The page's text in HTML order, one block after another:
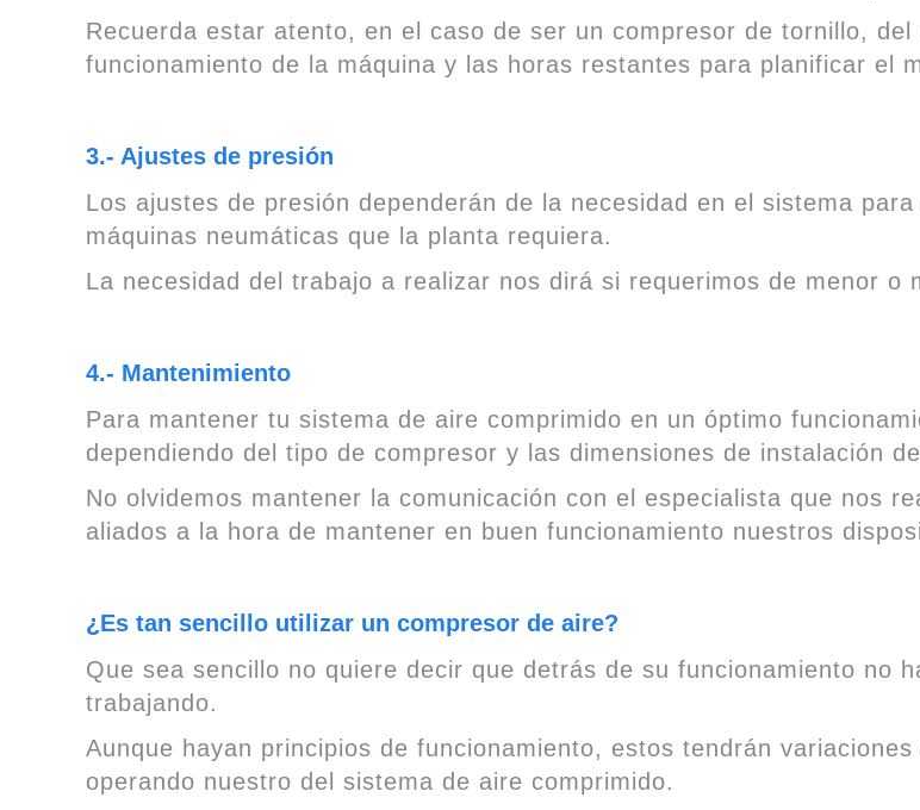
Recuerda estar atento, en el caso de ser un compresor de tornillo,
funcionamiento de la máquina y las horas restantes para planificar el
3.- Ajustes de presión
Los ajustes de presión dependerán de la necesidad en el sistema
máquinas neumáticas que la planta requiera.
La necesidad del trabajo a realizar nos dirá si requerimos de menor o
4.- Mantenimiento
Para mantener tu sistema de aire comprimido en un óptimo
dependiendo del tipo de compresor y las dimensiones de instalación
No olvidemos mantener la comunicación con el especialista que nos
aliados a la hora de mantener en buen funcionamiento nuestros
¿Es tan sencillo utilizar un compresor de aire?
Que sea sencillo no quiere decir que detrás de su funcionamiento no
trabajando.
Aunque hayan principios de funcionamiento, estos tendrán
operando nuestro del sistema de aire comprimido.